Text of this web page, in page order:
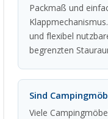
Packmaß und
und flexibel
begrenzten
Sind
Viele